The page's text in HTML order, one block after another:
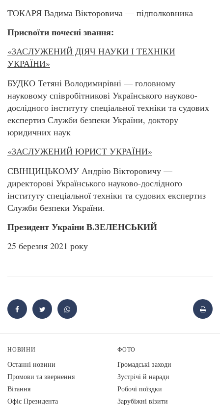
ТОКАРЯ Вадима Вікторовича — підполковника
Присвоїти почесні звання:
«ЗАСЛУЖЕНИЙ ДІЯЧ НАУКИ І ТЕХНІКИ
УКРАЇНИ»
БУДКО Тетяні Володимирівні — головному
науковому співробітникові Українського науково-
дослідного інституту спеціальної техніки та судових
експертиз Служби безпеки України, доктору
юридичних наук
«ЗАСЛУЖЕНИЙ ЮРИСТ УКРАЇНИ»
СВІНЦИЦЬКОМУ Андрію Вікторовичу —
директорові Українського науково-дослідного
інституту спеціальної техніки та судових експертиз
Служби безпеки України.
Президент України В.ЗЕЛЕНСЬКИЙ
25 березня 2021 року
НОВИНИ
Останні новини
Промови та звернення
Вiтання
Офіс Президента
ФОТО
Громадські заходи
Зустрічі й наради
Робочі поїздки
Зарубіжні візити